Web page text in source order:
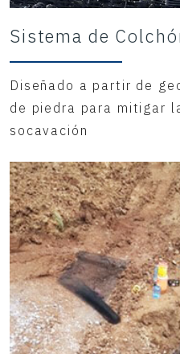
Sistema de
Diseñado a partir de
de piedra para mitigar
socavación